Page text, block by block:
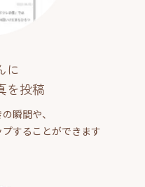
に
を投稿
瞬間や、
することができます